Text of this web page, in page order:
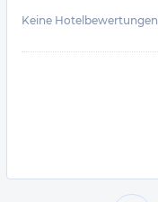
Keine Hotelbewertungen